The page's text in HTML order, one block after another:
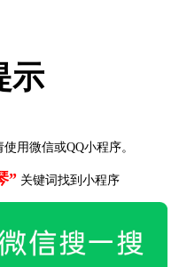
示
用微信或QQ小程序。
” 关键词找到小程序